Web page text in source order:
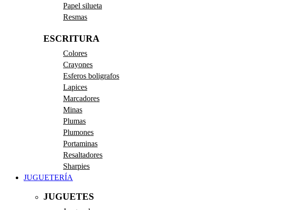
Papel silueta
Resmas
ESCRITURA
Colores
Crayones
Esferos boligrafos
Lapices
Marcadores
Minas
Plumas
Plumones
Portaminas
Resaltadores
Sharpies
JUGUETERÍA
JUGUETES